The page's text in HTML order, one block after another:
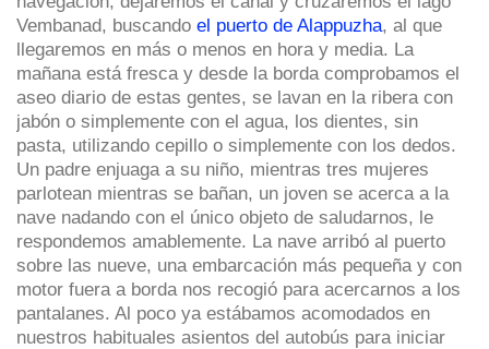
Vembanad, buscando el puerto de Alappuzha, al que
llegaremos en más o menos en hora y media. La
mañana está fresca y desde la borda comprobamos el
aseo diario de estas gentes, se lavan en la ribera con
jabón o simplemente con el agua, los dientes, sin
pasta, utilizando cepillo o simplemente con los dedos.
Un padre enjuaga a su niño, mientras tres mujeres
parlotean mientras se bañan, un joven se acerca a la
nave nadando con el único objeto de saludarnos, le
respondemos amablemente. La nave arribó al puerto
sobre las nueve, una embarcación más pequeña y con
motor fuera a borda nos recogió para acercarnos a los
pantalanes. Al poco ya estábamos acomodados en
nuestros habituales asientos del autobús para iniciar